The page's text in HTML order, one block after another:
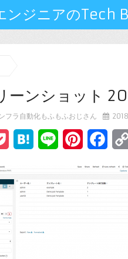
ンジニアのTech
ーンショット
フラ自動化もふもふおじさん
PocketHatenaLine Pinterest